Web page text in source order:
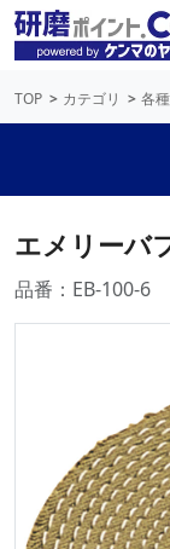
TOP カテゴリ 各
エメリーバ
品番：EB-100-6